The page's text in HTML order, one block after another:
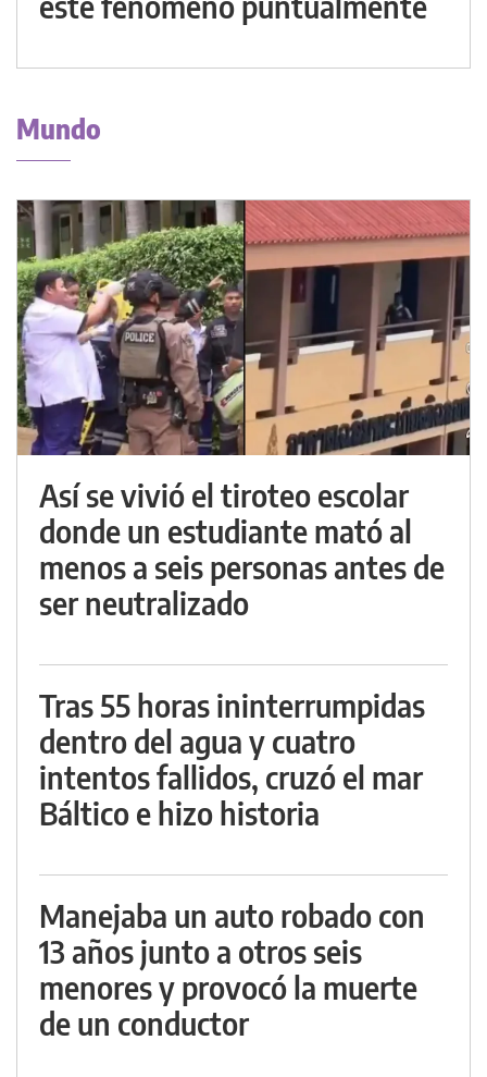
Mundo
Así se vivió el tiroteo escolar
donde un estudiante mató al
menos a seis personas antes de
ser neutralizado
Tras 55 horas ininterrumpidas
dentro del agua y cuatro
intentos fallidos, cruzó el mar
Báltico e hizo historia
Manejaba un auto robado con
13 años junto a otros seis
menores y provocó la muerte
de un conductor